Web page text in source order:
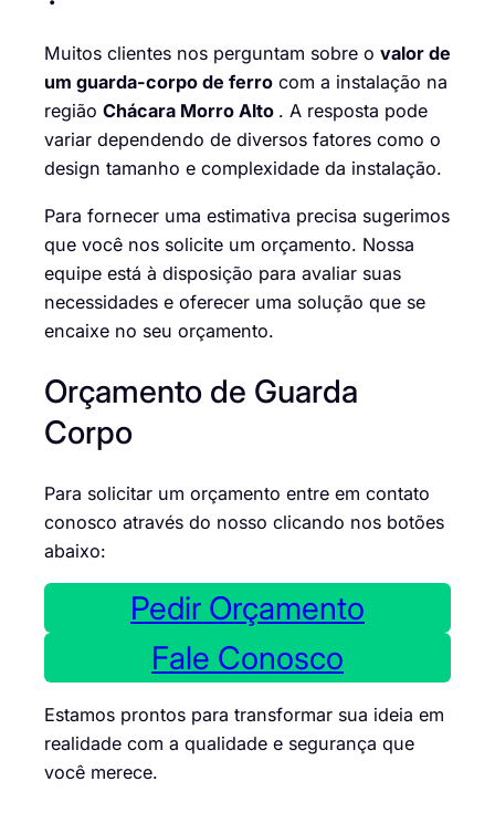
Muitos clientes nos perguntam sobre o valor de
um guarda-corpo de ferro com a instalação na
região Chácara Morro Alto . A resposta pode
variar dependendo de diversos fatores como o
design tamanho e complexidade da instalação.
Para fornecer uma estimativa precisa sugerimos
que você nos solicite um orçamento. Nossa
equipe está à disposição para avaliar suas
necessidades e oferecer uma solução que se
encaixe no seu orçamento.
Orçamento de Guarda
Corpo
Para solicitar um orçamento entre em contato
conosco através do nosso clicando nos botões
abaixo:
Pedir Orçamento
Fale Conosco
Estamos prontos para transformar sua ideia em
realidade com a qualidade e segurança que
você merece.